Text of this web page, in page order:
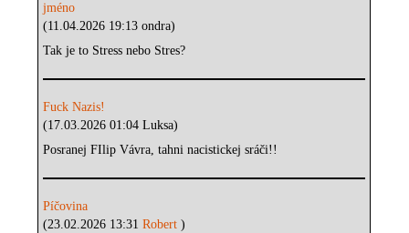
jméno
(11.04.2026 19:13 ondra)
Tak je to Stress nebo Stres?
Fuck Nazis!
(17.03.2026 01:04 Luksa)
Posranej FIlip Vávra, tahni nacistickej sráči!!
Píčovina
(23.02.2026 13:31Robert)